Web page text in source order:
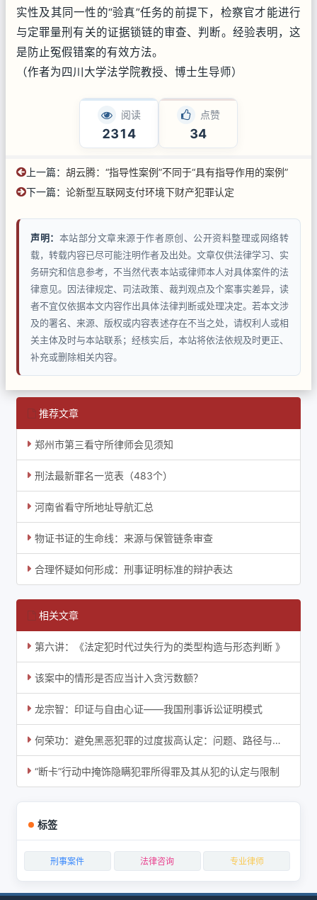
实性及其同一性的“验真”任务的前提下，检察官才能进行
与定罪量刑有关的证据锁链的审查、判断。经验表明，这
是防止冤假错案的有效方法。
（作者为四川大学法学院教授、博士生导师）
阅读
2314
点赞
34
上一篇： 胡云腾：“指导性案例”不同于“具有指导作用的案例”
下一篇： 论新型互联网支付环境下财产犯罪认定
声明： 本站部分文章来源于作者原创、公开资料整理或网络转
载，转载内容已尽可能注明作者及出处。文章仅供法律学习、实
务研究和信息参考，不当然代表本站或律师本人对具体案件的法
律意见。因法律规定、司法政策、裁判观点及个案事实差异，读
者不宜仅依据本文内容作出具体法律判断或处理决定。若本文涉
及的署名、来源、版权或内容表述存在不当之处，请权利人或相
关主体及时与本站联系；经核实后，本站将依法依规及时更正、
补充或删除相关内容。
推荐文章
郑州市第三看守所律师会见须知
刑法最新罪名一览表（483个）
河南省看守所地址导航汇总
物证书证的生命线：来源与保管链条审查
合理怀疑如何形成：刑事证明标准的辩护表达
相关文章
第六讲：《法定犯时代过失行为的类型构造与形态判断 》
该案中的情形是否应当计入贪污数额？
龙宗智：印证与自由心证——我国刑事诉讼证明模式
何荣功：避免黑恶犯罪的过度拔高认定：问题、路径与方法
“断卡”行动中掩饰隐瞒犯罪所得罪及其从犯的认定与限制
标签
刑事案件 法律咨询 专业律师